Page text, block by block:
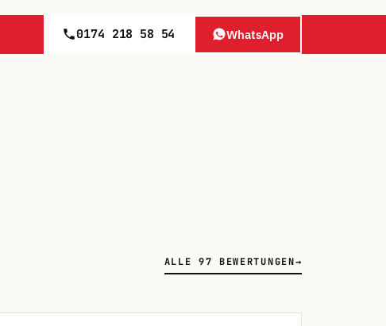
0174 218 58 54 WhatsApp
ALLE 97 BEWERTUNGEN→